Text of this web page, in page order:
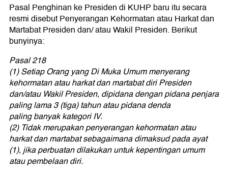
Pasal Penghinan ke Presiden di KUHP baru itu secara
resmi disebut Penyerangan Kehormatan atau Harkat dan
Martabat Presiden dan/ atau Wakil Presiden. Berikut
bunyinya:
Pasal 218
(1) Setiap Orang yang Di Muka Umum menyerang
kehormatan atau harkat dan martabat diri Presiden
dan/atau Wakil Presiden, dipidana dengan pidana penjara
paling lama 3 (tiga) tahun atau pidana denda
paling banyak kategori IV.
(2) Tidak merupakan penyerangan kehormatan atau
harkat dan martabat sebagaimana dimaksud pada ayat
(1), jika perbuatan dilakukan untuk kepentingan umum
atau pembelaan diri.